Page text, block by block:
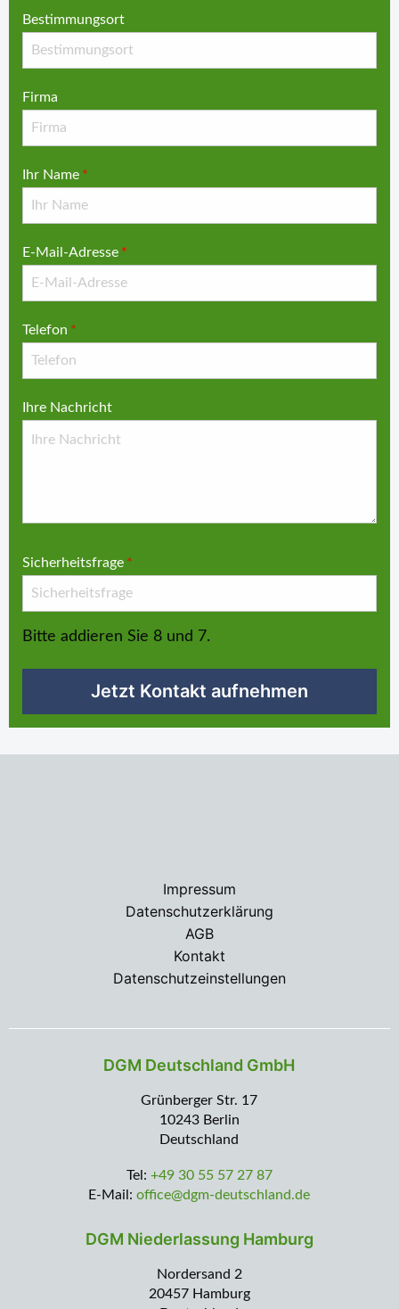
Bestimmungsort
Firma
Ihr Name *
E-Mail-Adresse *
Telefon *
Ihre Nachricht
Sicherheitsfrage *
Bitte addieren Sie 8 und 7.
Jetzt Kontakt aufnehmen
Impressum
Datenschutzerklärung
AGB
Kontakt
Datenschutzeinstellungen
DGM Deutschland GmbH
Grünberger Str. 17
10243 Berlin
Deutschland
Tel: +49 30 55 57 27 87
E-Mail:office@dgm-deutschland.de
DGM Niederlassung Hamburg
Nordersand 2
20457 Hamburg